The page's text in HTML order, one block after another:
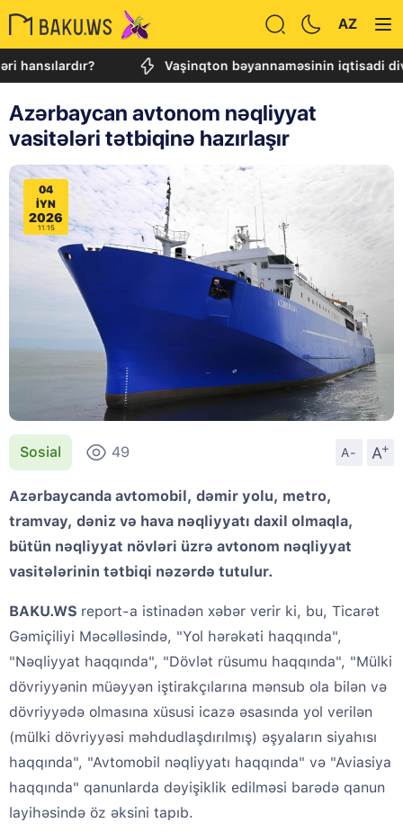
AZ
Vaşinqton bəyannaməsinin iqtisadi
Azərbaycan avtonom nəqliyyat
vasitələri tətbiqinə hazırlaşır
04
IYN
2026
11:15
Sosial 49 A- A
+
Azərbaycanda avtomobil, dəmir yolu, metro,
tramvay, dəniz və hava nəqliyyatı daxil olmaqla,
bütün nəqliyyat növləri üzrə avtonom nəqliyyat
vasitələrinin tətbiqi nəzərdə tutulur.
BAKU.WS report-a istinadən xəbər verir ki, bu, Ticarət
Gəmiçiliyi Məcəlləsində, "Yol hərəkəti haqqında",
"Nəqliyyat haqqında", "Dövlət rüsumu haqqında", "Mülki
dövriyyənin müəyyən iştirakçılarına mənsub ola bilən və
dövriyyədə olmasına xüsusi icazə əsasında yol verilən
(mülki dövriyyəsi məhdudlaşdırılmış) əşyaların siyahısı
haqqında", "Avtomobil nəqliyyatı haqqında" və "Aviasiya
haqqında" qanunlarda dəyişiklik edilməsi barədə qanun
layihəsində öz əksini tapıb.